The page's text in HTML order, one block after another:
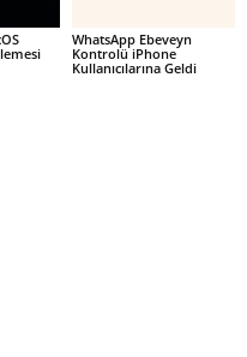
WhatsApp Ebeveyn
Kontrolü iPhone
Kullanıcılarına Geldi